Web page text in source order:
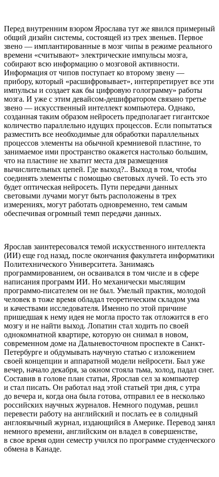
Перед внутренним взором Ярослава тут же явился примерный
общий дизайн системы, состоящей из трех звеньев. Первое
звено — имплантированные в мозг чипы в режиме реального
времени «считывают» электрические импульсы мозга,
собирают всю информацию о мозговой активности.
Информация от чипов поступает ко второму звену —
прибору, который «расшифровывает», интерпретирует все эти
импульсы и создает как бы цифровую голограмму» работы
мозга. И уже с этим девайсом-дешифратором связано третье
звено — искусственный интеллект компьютера. Однако,
созданная таким образом нейросеть предполагает гигантское
количество параллельно идущих процессов. Если попытаться
разместить все необходимые для обработки параллельных
процессов элементы на обычной кремниевой пластине, то
занимаемое ими пространство окажется настолько большим,
что на пластине не хватит места для размещения
вычислительных цепей. Где выход?.. Выход в том, чтобы
соединять элементы с помощью световых лучей. То есть это
будет оптическая нейросеть. Пути передачи данных
световыми лучами могут быть расположены в трех
измерениях, могут работать одновременно, тем самым
обеспечивая огромный темп передачи данных.
Ярослав заинтересовался темой искусственного интеллекта
(ИИ) еще год назад, после окончания факультета информатики
Политехнического Университета. Занимаясь
программированием, он осваивался в том числе и в сфере
написания программ ИИ. Но механически мыслящим
программо-писателем он не был. Умелый практик, молодой
человек в тоже время обладал теоретическим складом ума
и качествами исследователя. Именно по этой причине
пришедшая к нему идея не могла просто так отложится в его
мозгу и не найти выход. Лопатин стал ходить по своей
однокомнатной квартире, которую он снимал в новом,
современном доме на Дальневосточном проспекте в Санкт-
Петербурге и обдумывать научную статью с изложением
своей концепции и аппаратной модели нейросети. Был уже
вечер, начало декабря, за окном стояла тьма, холод, падал снег.
Составив в голове план статьи, Ярослав сел за компьютер
и стал писать. Он работал над этой статьей три дня, с утра
до вечера и, когда она была готова, отправил ее в несколько
российских научных журналов. Немного подумав, решил
перевести работу на английский и послать ее в солидный
англоязычный журнал, издающийся в Америке. Перевод занял
немного времени, английским он владел в совершенстве,
в свое время один семестр учился по программе студенческого
обмена в Канаде.